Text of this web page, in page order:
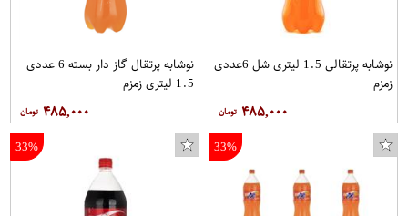
نوشابه پرتقالی 1.5 لیتری شل 6عددی
زمزم
۴۸۵,۰۰۰
نوشابه پرتقال گاز دار بسته 6 عددی
1.5 لیتری زمزم
۴۸۵,۰۰۰
33%
33%